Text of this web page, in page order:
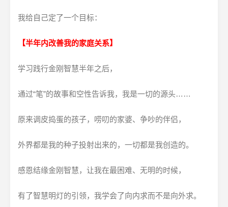
我给自己定了一个目标：
【半年内改善我的家庭关系】
学习践行金刚智慧半年之后，
通过“笔”的故事和空性告诉我，我是一切的源头……
原来调皮捣蛋的孩子，唠叨的家婆、争吵的伴侣，
外界都是我的种子投射出来的，一切都是我创造的。
感恩结缘金刚智慧，让我在最困难、无明的时候，
有了智慧明灯的引领，我学会了向内求而不是向外求。